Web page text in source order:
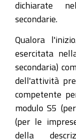
dichiarate
secondarie.
Qualora
esercitata
secondaria)
dell'attività
competente
modulo S5
(per le
della